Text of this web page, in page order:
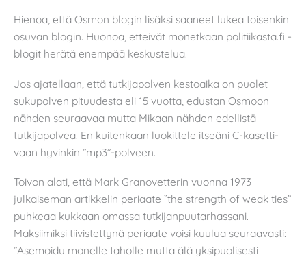
Hienoa, että Osmon blogin lisäksi saaneet lukea toisenkin
osuvan blogin. Huonoa, etteivät monetkaan politiikasta.fi -
blogit herätä enempää keskustelua.
Jos ajatellaan, että tutkijapolven kestoaika on puolet
sukupolven pituudesta eli 15 vuotta, edustan Osmoon
nähden seuraavaa mutta Mikaan nähden edellistä
tutkijapolvea. En kuitenkaan luokittele itseäni C-kasetti-
vaan hyvinkin ”mp3”-polveen.
Toivon alati, että Mark Granovetterin vuonna 1973
julkaiseman artikkelin periaate ”the strength of weak ties”
puhkeaa kukkaan omassa tutkijanpuutarhassani.
Maksiimiksi tiivistettynä periaate voisi kuulua seuraavasti:
”Asemoidu monelle taholle mutta älä yksipuolisesti